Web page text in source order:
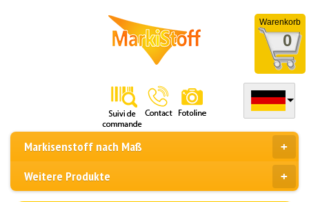
Warenkorb
0
Markisenstoff nach Maß
Weitere Produkte